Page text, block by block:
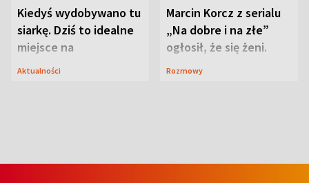
Kiedyś wydobywano tu
siarkę. Dziś to idealne
miejsce na
wypoczynek
Aktualności
Marcin Korcz z serialu
„Na dobre i na złe”
ogłosił, że się żeni.
Zdradził, co zmienił
Rozmowy